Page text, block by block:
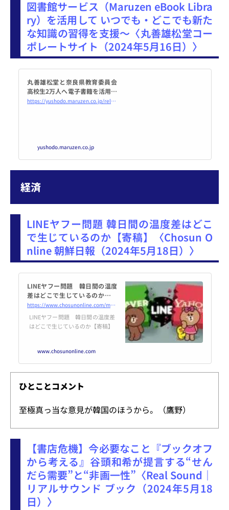
平凡に人妻として一生を終るべき
人じゃ
図書館サービス（Maruzen eBook Libra
ry）を活用して いつでも・どこでも新た
な知識の習得を支援～〈丸善雄松堂コー
ポレートサイト（2024年5月16日）〉
丸善雄松堂と奈良県教育委員会
高校生2万人へ電子書籍を活用し
た新しい「まなび」の場を提供
https://yushodo.maruzen.co.jp/release/20240516/
yushodo.maruzen.co.jp
経済
LINEヤフー問題 韓日間の温度差はどこ
で生じているのか【寄稿】〈Chosun O
nline 朝鮮日報（2024年5月18日）〉
LINEヤフー問題 韓日間の温度
差はどこで生じているのか【寄
稿】
https://www.chosunonline.com/m/svc/article.html?contid=2024051480202
LINEヤフー問題 韓日間の温度差
はどこで生じているのか【寄稿】
www.chosunonline.com
ひとことコメント
至極真っ当な意見が韓国のほうから。（鷹野）
【書店危機】今必要なこと『ブックオフ
から考える』谷頭和希が提言する“せん
だら需要”と“非画一性”〈Real Sound｜
リアルサウンド ブック（2024年5月18
日）〉